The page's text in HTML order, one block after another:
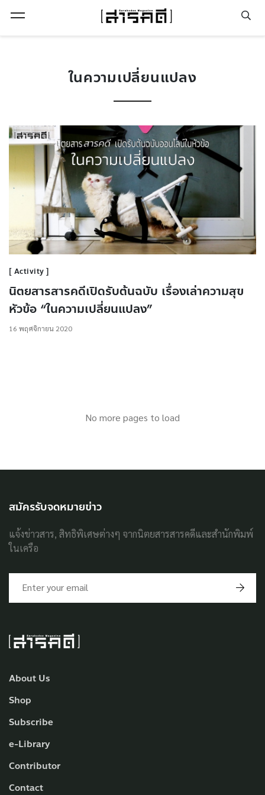
ในความเปลี่ยนแปลง
Activity
นิตยสารสารคดีเปิดรับต้นฉบับ เรื่องเล่าความสุข
หัวข้อ “ในความเปลี่ยนแปลง”
16 พฤศจิกายน 2020
No more pages to load
About Us
Shop
Subscribe
e-Library
Contributor
Contact
สมัครรับจดหมายข่าว
แจ้งข่าวสาร, สิทธิพิเศษต่างๆ จากนิตยสารสารคดีและสำนักพิมพ์
ในเครือ